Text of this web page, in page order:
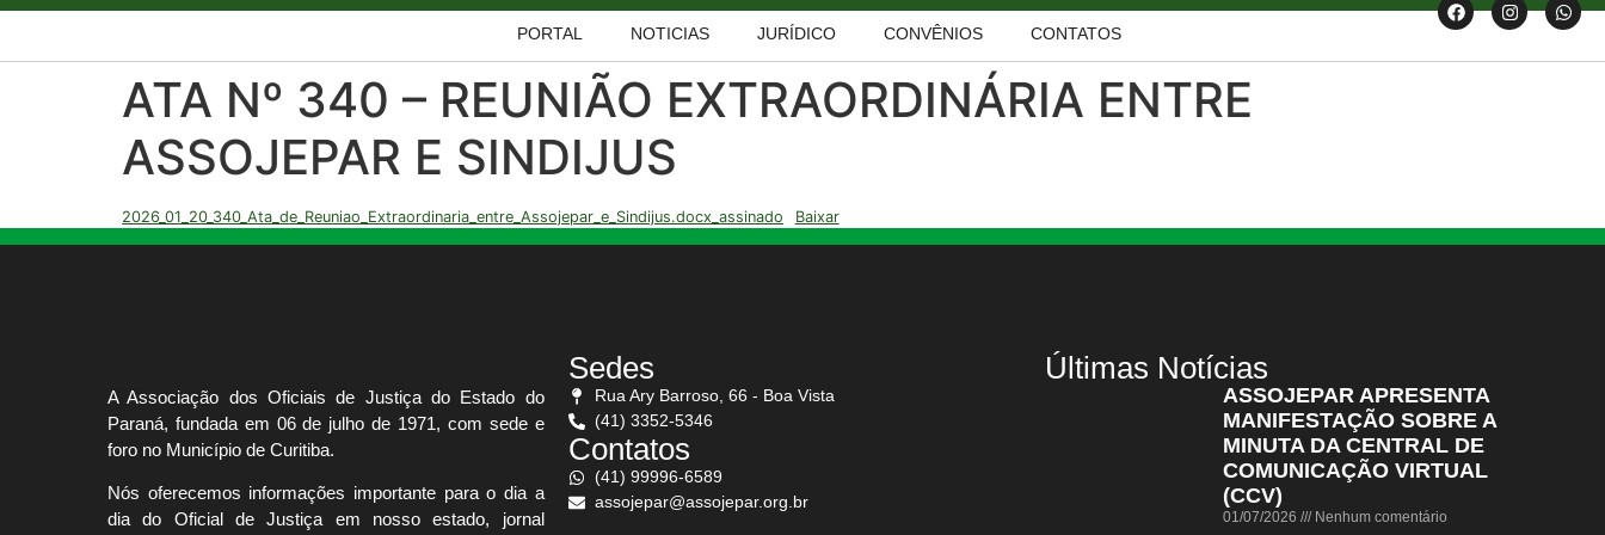
PORTAL NOTICIAS JURÍDICO CONVÊNIOS CONTATOS
ATA Nº 340 – REUNIÃO EXTRAORDINÁRIA ENTRE
ASSOJEPAR E SINDIJUS
2026_01_20_340_Ata_de_Reuniao_Extraordinaria_entre_Assojepar_e_Sindijus.docx_assinado Baixar
A Associação dos Oficiais de Justiça do Estado do
Paraná, fundada em 06 de julho de 1971, com sede e
foro no Município de Curitiba.
Nós oferecemos informações importante para o dia a
dia do Oficial de Justiça em nosso estado, jornal
Sedes
Rua Ary Barroso, 66 - Boa Vista
(41) 3352-5346
Contatos
(41) 99996-6589
assojepar@assojepar.org.br
Últimas Notícias
ASSOJEPAR APRESENTA
MANIFESTAÇÃO SOBRE A
MINUTA DA CENTRAL DE
COMUNICAÇÃO VIRTUAL
(CCV)
01/07/2026 Nenhum comentário